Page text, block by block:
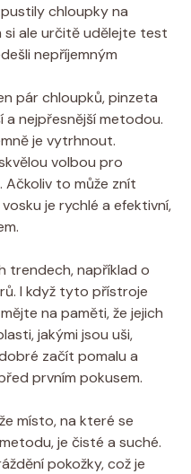
chloupky na
si ale určitě udělejte test
nepříjemným
pár chloupků, pinzeta
a nejpřesnější metodou.
je vytrhnout.
volbou pro
to může znít
je rychlé a efektivní,
trendech, například o
I když tyto přístroje
na paměti, že jejich
jakými jsou uši,
začít pomalu a
prvním pokusem.
místo, na které se
je čisté a suché.
pokožky, což je